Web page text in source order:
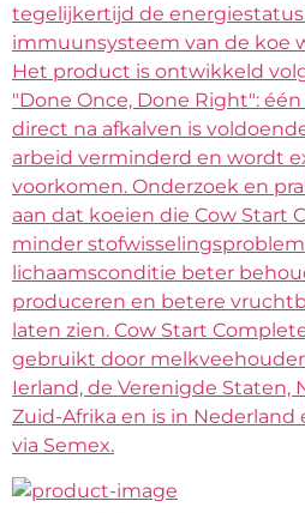
tegelijkertijd de
immuunsysteem van de koe
Het product is ontwikkeld
"Done Once, Done Right":
direct na afkalven is
arbeid verminderd en wordt
voorkomen. Onderzoek en
aan dat koeien die Cow Start
minder
lichaamsconditie beter
produceren en betere
laten zien. Cow Start
gebruikt door
Ierland, de Verenigde Staten,
Zuid-Afrika en is in Nederland
via Semex.